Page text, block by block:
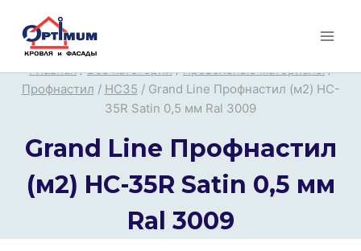
Перейти
Главная / Все категории / Кровельные материалы /
Профнастил / НС35 / Grand Line Профнастил (м2) HC-
35R Satin 0,5 мм Ral 3009
Grand Line Профнастил
(м2) HC-35R Satin 0,5 мм
Ral 3009